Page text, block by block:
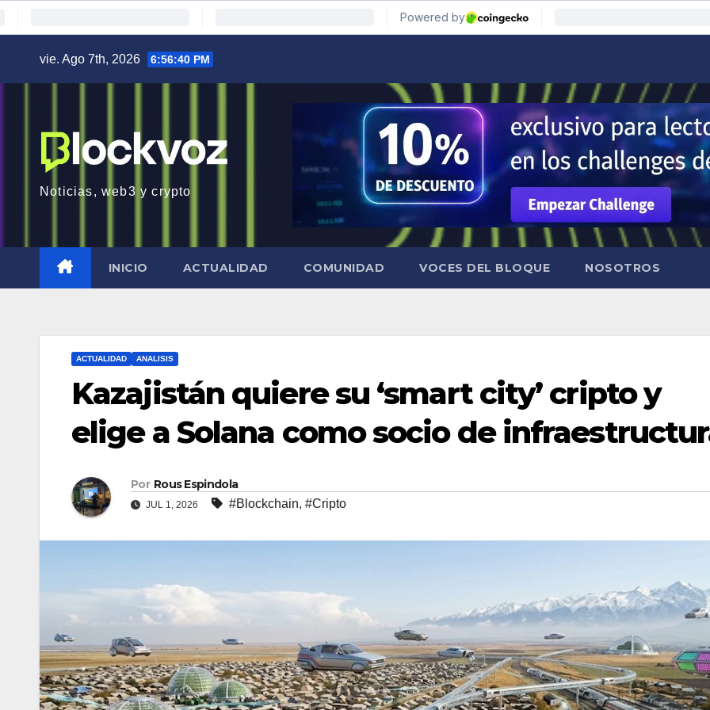
vie. Ago 7th, 2026 6:56:41 PM
Noticias, web3 y crypto
INICIO ACTUALIDAD COMUNIDAD VOCES DEL BLOQUE NOSOTROS
ACTUALIDAD ANALISIS
Kazajistán quiere su ‘smart city’ cripto y
elige a Solana como socio de
Por Rous Espindola
JUL 1, 2026 #Blockchain, #Cripto